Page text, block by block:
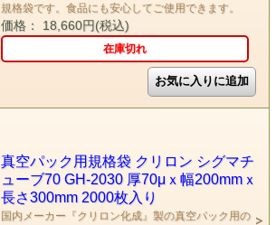
規格袋です。食品にも安心してご使用できます。
価格： 18,660円(税込)
在庫切れ
真空パック用規格袋 クリロン シグマチ
ューブ70 GH-2030 厚70μｘ幅200mmｘ
長さ300mm 2000枚入り
国内メーカー『クリロン化成』製の真空パック用の